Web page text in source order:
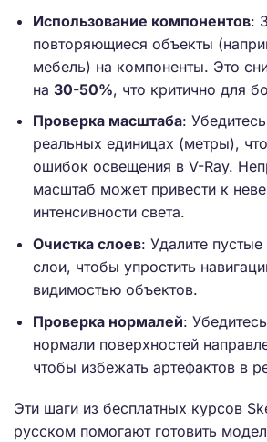
Использование компонентов:
повторяющиеся объекты
мебель) на компоненты. Это
на 30-50%, что критично для
Проверка масштаба:
реальных единицах (метры),
ошибок освещения в V-Ray.
масштаб может привести к
интенсивности света.
Очистка слоев: Удалите
слои, чтобы упростить
видимостью объектов.
Проверка нормалей:
нормали поверхностей
чтобы избежать артефактов в
Эти шаги из бесплатных курсов
русском помогают готовить